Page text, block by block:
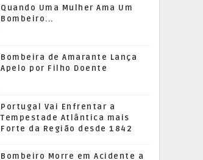
Quando Uma Mulher Ama Um
Bombeiro...
Bombeira de Amarante Lança
Apelo por Filho Doente
Portugal Vai Enfrentar a
Tempestade Atlântica mais
Forte da Região desde 1842
Bombeiro Morre em Acidente a